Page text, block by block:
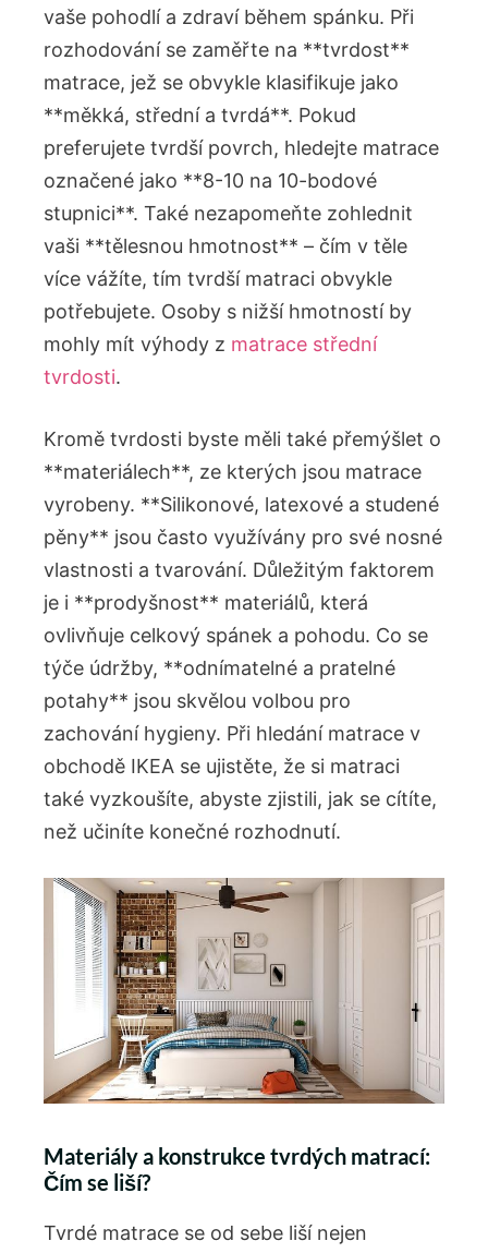
vaše pohodlí a zdraví⁣ během spánku. Při
rozhodování se zaměřte ⁣na‌ **tvrdost**
matrace, jež se obvykle klasifikuje⁢ jako
**měkká, střední a tvrdá**. Pokud
preferujete tvrdší povrch, hledejte matrace
označené jako **8-10 na 10-bodové
stupnici**. Také nezapomeňte zohlednit
vaši **tělesnou hmotnost** ‌– čím v těle
více vážíte, tím tvrdší matraci obvykle⁢
potřebujete. Osoby s nižší​ hmotností by
mohly mít výhody z ‍ matrace střední
tvrdosti.
Kromě⁢ tvrdosti byste měli také přemýšlet o
**materiálech**, ⁣ze kterých jsou matrace⁤
vyrobeny. **Silikonové, ​latexové a studené
pěny** jsou často využívány pro své nosné
vlastnosti a ​tvarování. Důležitým faktorem
je i **prodyšnost**⁣ materiálů, která⁢
ovlivňuje celkový spánek‍ a pohodu. Co se⁤
týče údržby, **odnímatelné‌ a ​pratelné
potahy**⁤ jsou skvělou ⁣volbou pro
zachování hygieny. Při ‌hledání matrace v
obchodě IKEA​ se ujistěte, že si⁢ matraci
také vyzkoušíte, abyste zjistili, jak se cítíte,‍
než ‌učiníte konečné rozhodnutí.
Materiály ​a konstrukce‍ tvrdých matrací:
Čím se liší?
Tvrdé matrace ⁣se od sebe liší nejen